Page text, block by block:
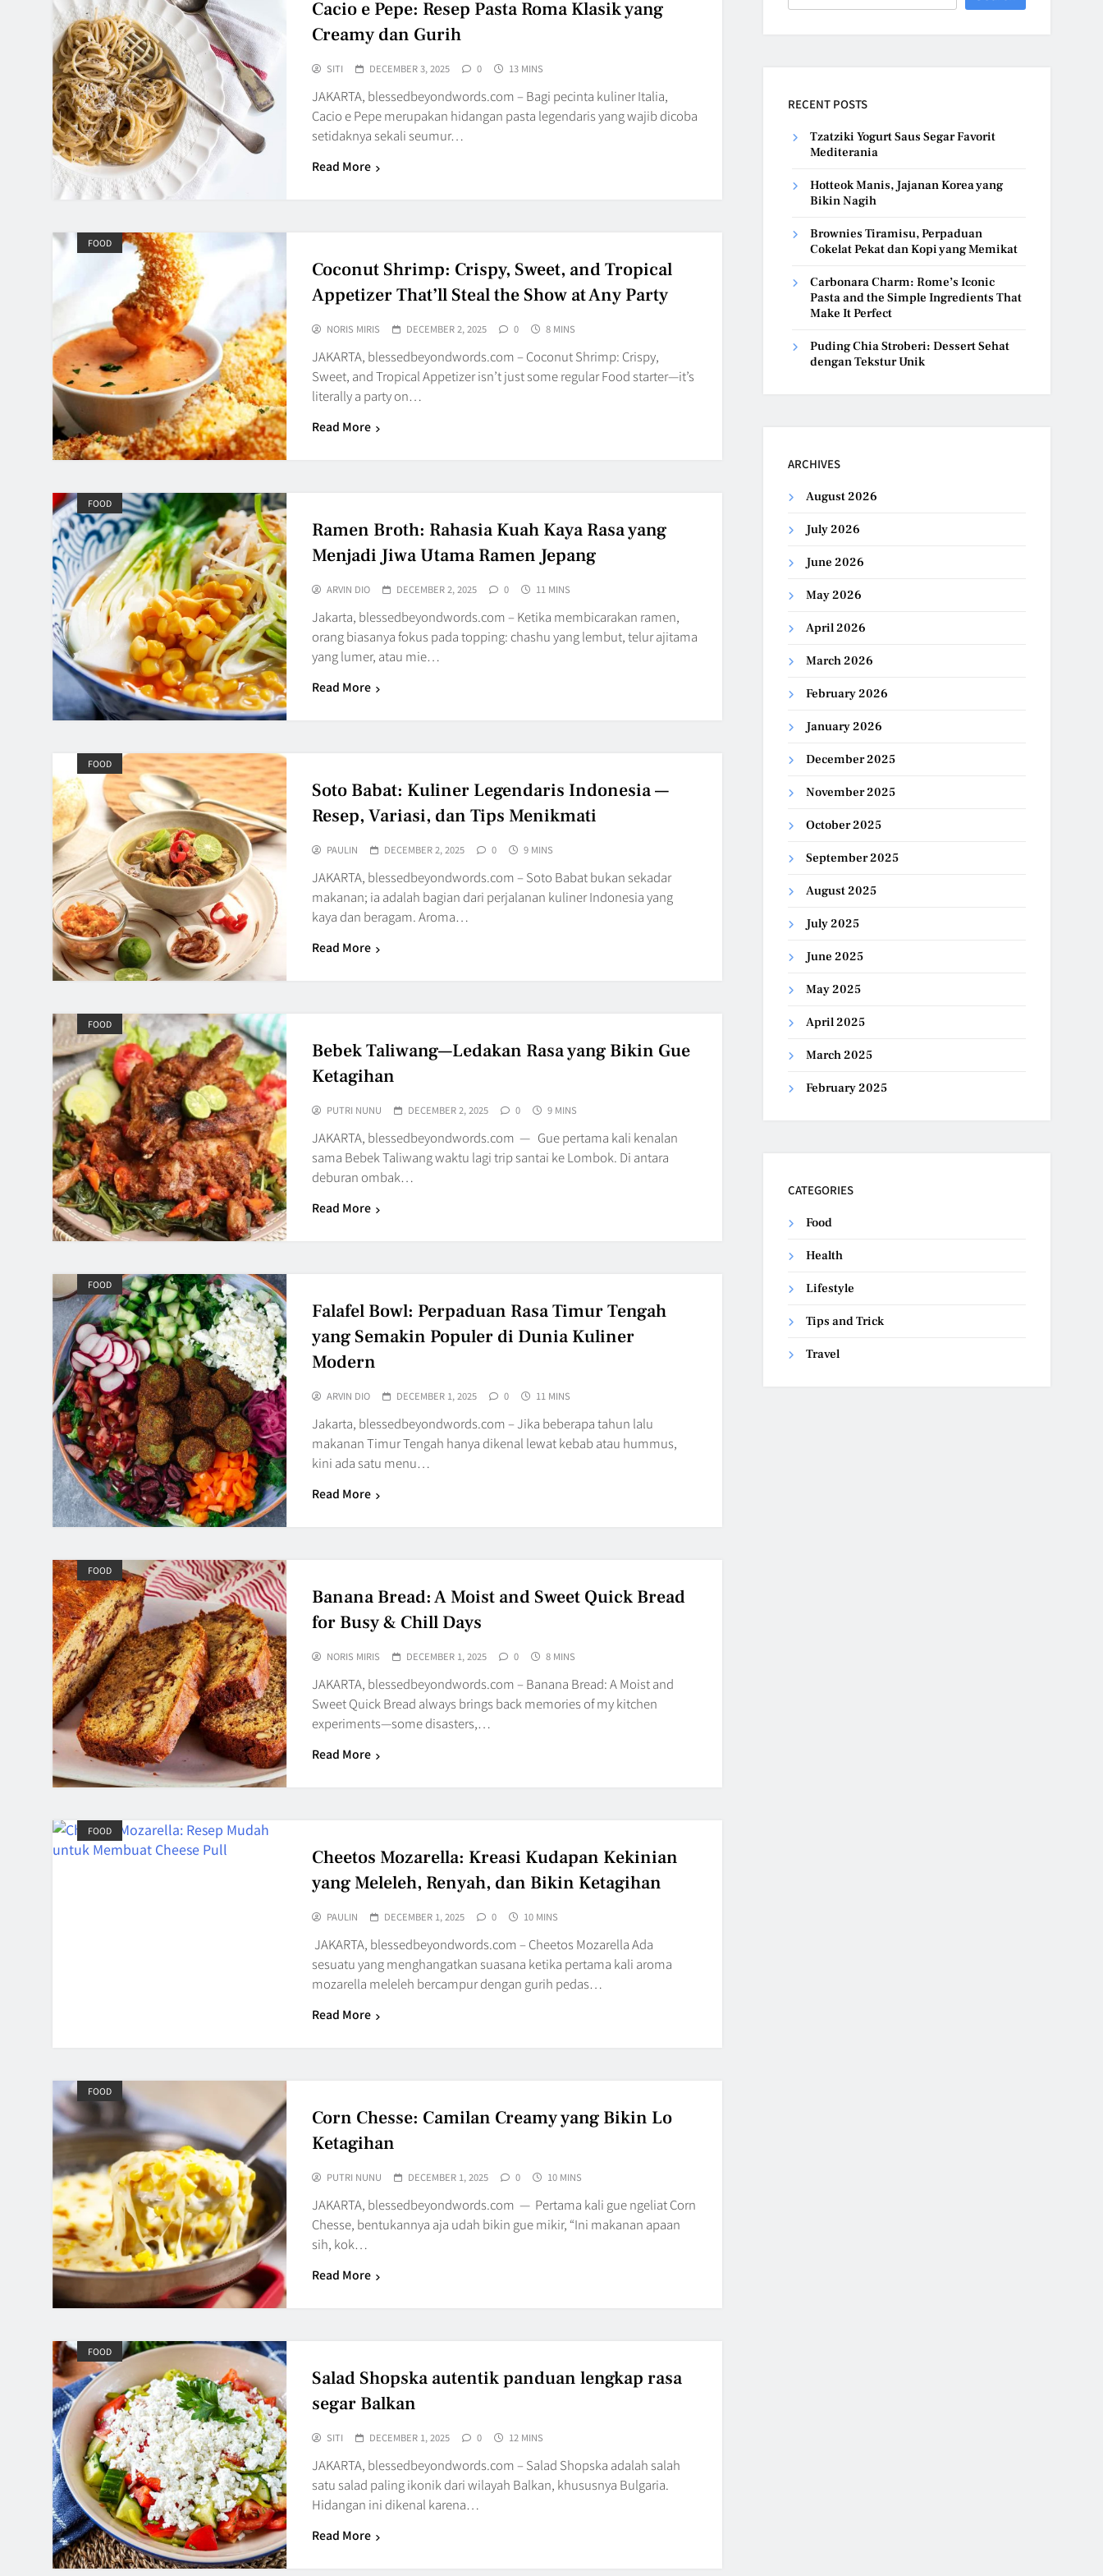
Cacio e Pepe: Resep Pasta Roma Klasik yang
Creamy dan Gurih
SITI DECEMBER 3, 2025 0 13 MINS
JAKARTA, blessedbeyondwords.com – Bagi pecinta kuliner Italia,
Cacio e Pepe merupakan hidangan pasta legendaris yang wajib dicoba
setidaknya sekali seumur…
Read More
FOOD
Coconut Shrimp: Crispy, Sweet, and Tropical
Appetizer That’ll Steal the Show at Any Party
NORIS MIRIS DECEMBER 2, 2025 0 8 MINS
JAKARTA, blessedbeyondwords.com – Coconut Shrimp: Crispy,
Sweet, and Tropical Appetizer isn’t just some regular Food starter—it’s
literally a party on…
Read More
FOOD
Ramen Broth: Rahasia Kuah Kaya Rasa yang
Menjadi Jiwa Utama Ramen Jepang
ARVIN DIO DECEMBER 2, 2025 0 11 MINS
Jakarta, blessedbeyondwords.com – Ketika membicarakan ramen,
orang biasanya fokus pada topping: chashu yang lembut, telur ajitama
yang lumer, atau mie…
Read More
FOOD
Soto Babat: Kuliner Legendaris Indonesia —
Resep, Variasi, dan Tips Menikmati
PAULIN DECEMBER 2, 2025 0 9 MINS
JAKARTA, blessedbeyondwords.com – Soto Babat bukan sekadar
makanan; ia adalah bagian dari perjalanan kuliner Indonesia yang
kaya dan beragam. Aroma…
Read More
FOOD
Bebek Taliwang—Ledakan Rasa yang Bikin Gue
Ketagihan
PUTRI NUNU DECEMBER 2, 2025 0 9 MINS
JAKARTA, blessedbeyondwords.com — Gue pertama kali kenalan
sama Bebek Taliwang waktu lagi trip santai ke Lombok. Di antara
deburan ombak…
Read More
FOOD
Falafel Bowl: Perpaduan Rasa Timur Tengah
yang Semakin Populer di Dunia Kuliner
Modern
ARVIN DIO DECEMBER 1, 2025 0 11 MINS
Jakarta, blessedbeyondwords.com – Jika beberapa tahun lalu
makanan Timur Tengah hanya dikenal lewat kebab atau hummus,
kini ada satu menu…
Read More
FOOD
Banana Bread: A Moist and Sweet Quick Bread
for Busy & Chill Days
NORIS MIRIS DECEMBER 1, 2025 0 8 MINS
JAKARTA, blessedbeyondwords.com – Banana Bread: A Moist and
Sweet Quick Bread always brings back memories of my kitchen
experiments—some disasters,…
Read More
FOOD
Cheetos Mozarella: Kreasi Kudapan Kekinian
yang Meleleh, Renyah, dan Bikin Ketagihan
PAULIN DECEMBER 1, 2025 0 10 MINS
JAKARTA, blessedbeyondwords.com – Cheetos Mozarella Ada
sesuatu yang menghangatkan suasana ketika pertama kali aroma
mozarella meleleh bercampur dengan gurih pedas…
Read More
FOOD
Corn Chesse: Camilan Creamy yang Bikin Lo
Ketagihan
PUTRI NUNU DECEMBER 1, 2025 0 10 MINS
JAKARTA, blessedbeyondwords.com — Pertama kali gue ngeliat Corn
Chesse, bentukannya aja udah bikin gue mikir, “Ini makanan apaan
sih, kok…
Read More
FOOD
Salad Shopska autentik panduan lengkap rasa
segar Balkan
SITI DECEMBER 1, 2025 0 12 MINS
JAKARTA, blessedbeyondwords.com – Salad Shopska adalah salah
satu salad paling ikonik dari wilayah Balkan, khususnya Bulgaria.
Hidangan ini dikenal karena…
Read More
RECENT POSTS
Tzatziki Yogurt Saus Segar Favorit
Mediterania
Hotteok Manis, Jajanan Korea yang
Bikin Nagih
Brownies Tiramisu, Perpaduan
Cokelat Pekat dan Kopi yang Memikat
Carbonara Charm: Rome’s Iconic
Pasta and the Simple Ingredients That
Make It Perfect
Puding Chia Stroberi: Dessert Sehat
dengan Tekstur Unik
ARCHIVES
August 2026
July 2026
June 2026
May 2026
April 2026
March 2026
February 2026
January 2026
December 2025
November 2025
October 2025
September 2025
August 2025
July 2025
June 2025
May 2025
April 2025
March 2025
February 2025
CATEGORIES
Food
Health
Lifestyle
Tips and Trick
Travel